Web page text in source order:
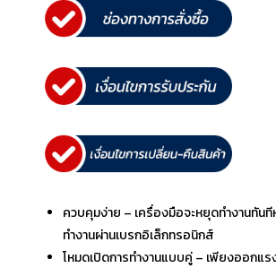
ควบคุมง่าย – เครื่องมือจะหยุดทำงานทัน
ทำงานผ่านเบรกอิเล็กทรอนิกส์
โหมดเปิดการทำงานแบบคู่ – เพียงออกแ